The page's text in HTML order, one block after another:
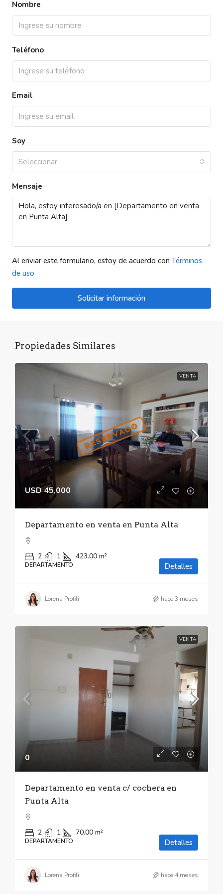
Nombre
Teléfono
Email
Soy
Seleccionar
Mensaje
Al enviar este formulario, estoy de acuerdo con Términos
de uso
Solicitar información
Propiedades Similares
VENTA
USD 45,000
RESERVADO
Departamento en venta en Punta Alta
2 1 423.00 m²
DEPARTAMENTO Detalles
Lorena Profili hace 3 meses
VENTA
0
Departamento en venta c/ cochera en
Punta Alta
2 1 70.00 m²
DEPARTAMENTO Detalles
Lorena Profili hace 4 meses